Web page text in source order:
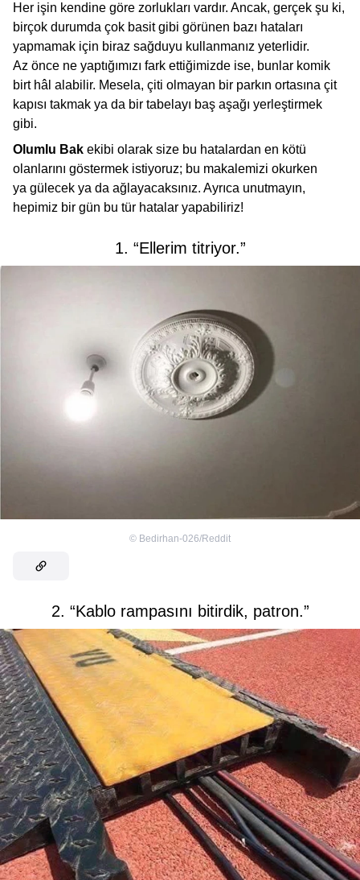
Her işin kendine göre zorlukları vardır. Ancak, gerçek şu ki,
birçok durumda çok basit gibi görünen bazı hataları
yapmamak için biraz sağduyu kullanmanız yeterlidir.
Az önce ne yaptığımızı fark ettiğimizde ise, bunlar komik
birt hâl alabilir. Mesela, çiti olmayan bir parkın ortasına çit
kapısı takmak ya da bir tabelayı baş aşağı yerleştirmek
gibi.
Olumlu Bak ekibi olarak size bu hatalardan en kötü
olanlarını göstermek istiyoruz; bu makalemizi okurken
ya gülecek ya da ağlayacaksınız. Ayrıca unutmayın,
hepimiz bir gün bu tür hatalar yapabiliriz!
1. “Ellerim titriyor.”
© Bedirhan-026/Reddit
2. “Kablo rampasını bitirdik, patron.”